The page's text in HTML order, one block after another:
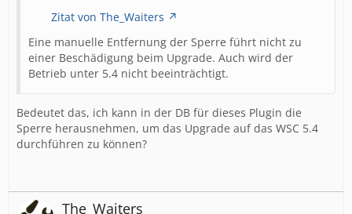
Zitat von The_Waiters
Eine manuelle Entfernung der Sperre führt nicht zu
einer Beschädigung beim Upgrade. Auch wird der
Betrieb unter 5.4 nicht beeinträchtigt.
Bedeutet das, ich kann in der DB für dieses Plugin die
Sperre herausnehmen, um das Upgrade auf das WSC 5.4
durchführen zu können?
The_Waiters